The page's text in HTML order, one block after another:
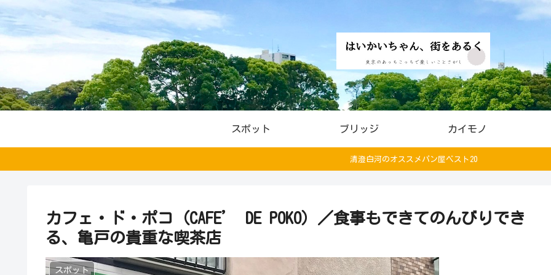
スポット ブリッジ カイモノ
清澄白河のオススメパン屋ベスト20
カフェ・ド・ポコ（CAFE’ DE POKO）／食事もできてのんびりでき
る、亀戸の貴重な喫茶店
スポット